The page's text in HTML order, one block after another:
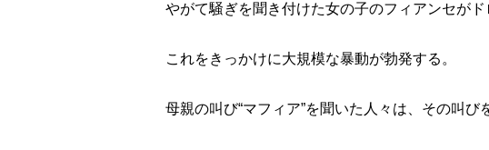
やがて騒ぎを聞き付けた女の子のフィアンセがド
これをきっかけに大規模な暴動が勃発する。
母親の叫び“マフィア”を聞いた人々は、その叫